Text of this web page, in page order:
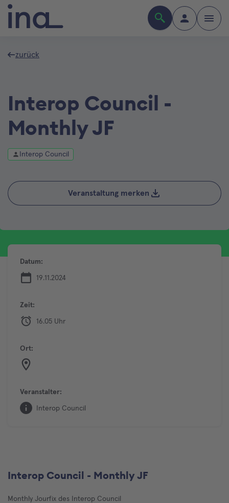
zurück
Interop Council -
Monthly JF
Interop Council
Veranstaltung merken
Datum:
19.11.2024
Zeit:
16.05 Uhr
Ort:
Veranstalter:
Interop Council
Interop Council - Monthly JF
Monthly Jourfix des Interop Council